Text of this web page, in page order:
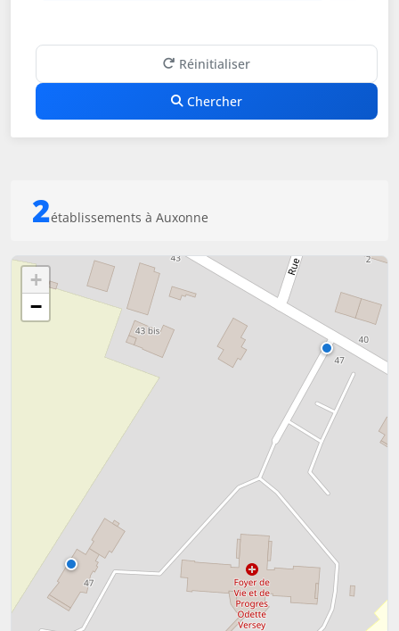
Réinitialiser
Chercher
2établissements à Auxonne
+
−